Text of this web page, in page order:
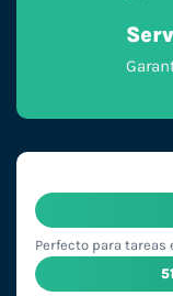
Perfecto para tareas